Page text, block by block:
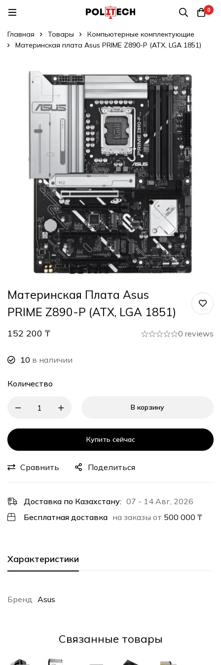
0
Главная Товары
Компьютерные комплектующие
Материнская плата Asus PRIME Z890-P (ATX, LGA 1851)
Материнская Плата Asus
PRIME Z890-P (ATX, LGA 1851)
152 200 ₸ 0 reviews
10 в наличии
Количество
В корзину
Купить сейчас
Сравнить Поделиться
Доставка по Казахстану: 07 - 14 Авг, 2026
Бесплатная доставка на заказы от 500 000 ₸
Характеристики
Бренд Asus
Cвязанные товары